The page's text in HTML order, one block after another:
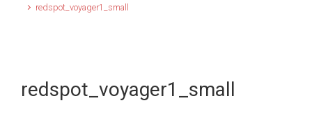
redspot_voyager1_small
redspot_voyager1_small